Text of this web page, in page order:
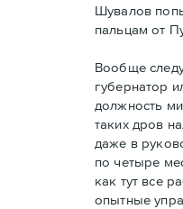
Шувалов
пальцам от
Вообще
губернатор
должность
таких дров
даже в
по четыре
как тут все
опытные